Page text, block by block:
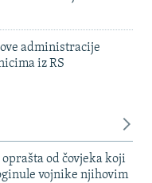
administracije
iz RS
od čovjeka koji
vojnike njihovim